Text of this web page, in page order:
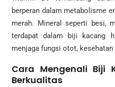
berperan dalam metabolisme
merah. Mineral seperti besi,
terdapat dalam biji kacang
menjaga fungsi otot,
Cara Mengenali Biji
Berkualitas